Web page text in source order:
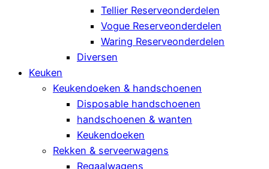
Tellier Reserveonderdelen
Vogue Reserveonderdelen
Waring Reserveonderdelen
Diversen
Keuken
Keukendoeken & handschoenen
Disposable handschoenen
handschoenen & wanten
Keukendoeken
Rekken & serveerwagens
Regaalwagens